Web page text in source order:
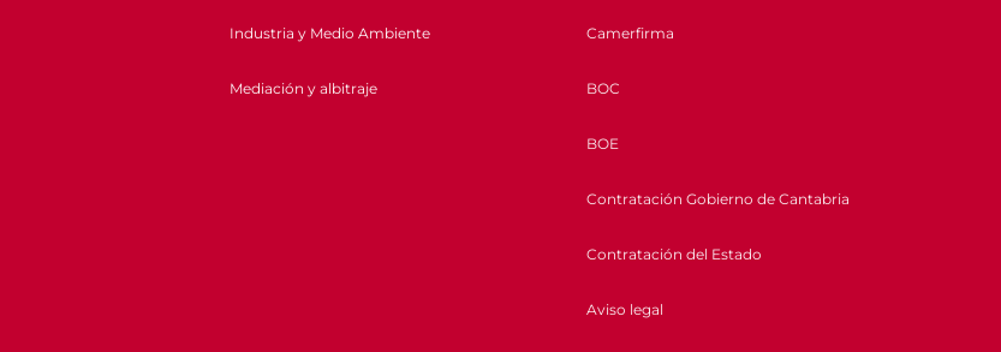
Industria y Medio Ambiente
Mediación y albitraje
Camerfirma
BOC
BOE
Contratación Gobierno de Cantabria
Contratación del Estado
Aviso legal